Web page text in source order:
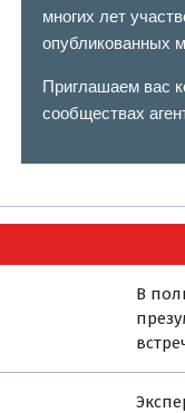
многих лет
опубликованных
Приглашаем вас
сообществах
В